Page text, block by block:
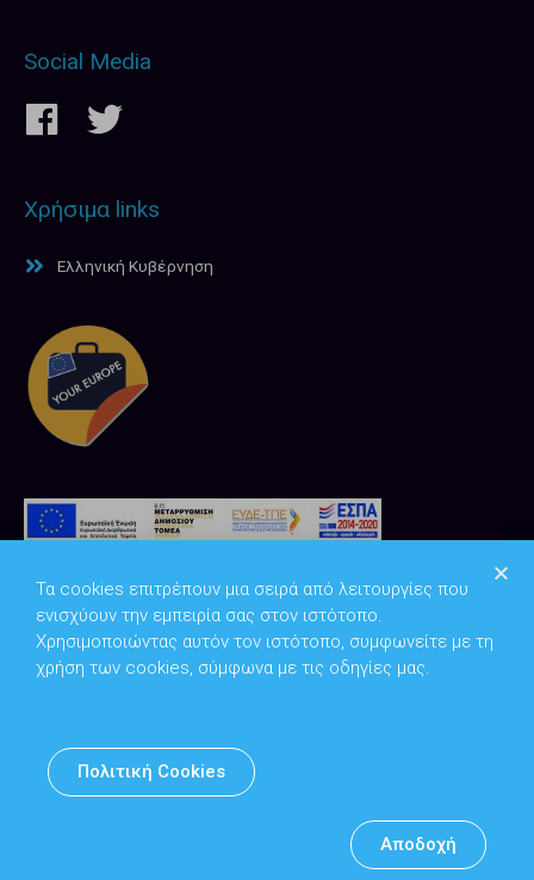
Social Media
Χρήσιμα links
Ελληνική Κυβέρνηση
Copyright © 2026Υπουργείο Ψηφιακής Διακυβέρνησης
Υπεύθυνος DPO: Θανάσης Κοσμόπουλος | dpo@mindigital.gr
Τα cookies επιτρέπουν μια σειρά από λειτουργίες που
ενισχύουν την εμπειρία σας στον ιστότοπο.
Χρησιμοποιώντας αυτόν τον ιστότοπο, συμφωνείτε με τη
χρήση των cookies, σύμφωνα με τις οδηγίες μας.
Πολιτική Cookies
Αποδοχή